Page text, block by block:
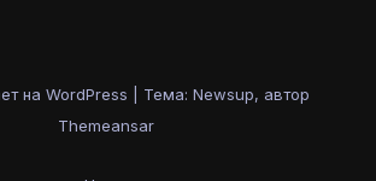
на WordPress
Тема: Newsup, автор
Themeansar